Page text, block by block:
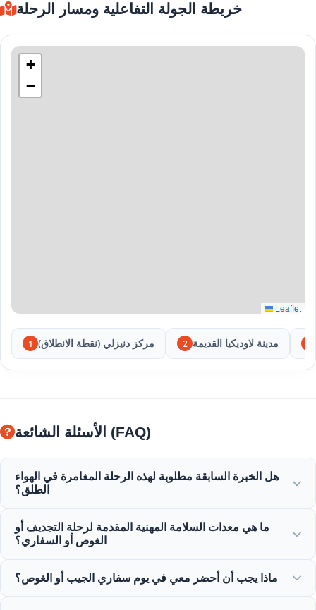
خريطة الجولة التفاعلية ومسار الرحلة
+
−
Leaflet
1 مركز دنيزلي (نقطة الانطلاق) 2 مدينة لاوديكيا القديمة
الأسئلة الشائعة (FAQ)
هل الخبرة السابقة مطلوبة لهذه الرحلة المغامرة في الهواء
الطلق؟
لا حاجة للخبرة السابقة! يقدم المرشدون المحترفون تعليمات
ما هي معدات السلامة المهنية المقدمة لرحلة التجديف أو
الغوص أو السفاري؟
نوفر جميع معدات السلامة المعتمدة بما في ذلك سترات النجاة
عالية الجودة والخوذات ومعدات الغوص ومركبات المغامرة
ماذا يجب أن أحضر معي في يوم سفاري الجيب أو الغوص؟